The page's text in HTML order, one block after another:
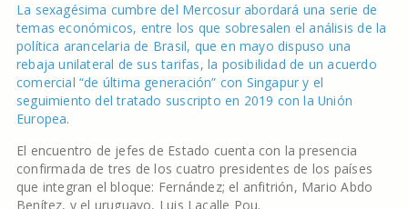
La sexagésima cumbre del Mercosur abordará una serie de
temas económicos, entre los que sobresalen el análisis de la
política arancelaria de Brasil, que en mayo dispuso una
rebaja unilateral de sus tarifas, la posibilidad de un acuerdo
comercial “de última generación” con Singapur y el
seguimiento del tratado suscripto en 2019 con la Unión
Europea.
El encuentro de jefes de Estado cuenta con la presencia
confirmada de tres de los cuatro presidentes de los países
que integran el bloque: Fernández; el anfitrión, Mario Abdo
Benítez, y el uruguayo, Luis Lacalle Pou.